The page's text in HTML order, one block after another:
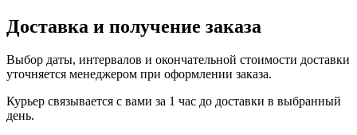
Доставка и получение заказа
Выбор даты, интервалов и окончательной стоимости доставки
уточняется менеджером при оформлении заказа.
Курьер связывается с вами за 1 час до доставки в выбранный
день.